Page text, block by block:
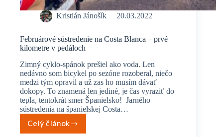
Kristián Jánošík 20.03.2022
Februárové sústredenie na Costa Blanca – prvé
kilometre v pedáloch
Zimný cyklo-spánok prešiel ako voda. Len
nedávno som bicykel po sezóne rozoberal, niečo
medzi tým opravil a už zas ho musím dávať
dokopy. To znamená len jediné, je čas vyraziť do
tepla, tentokrát smer Španielsko! Jarného
sústredenia na španielskej Costa…
Celý článokFebruárové